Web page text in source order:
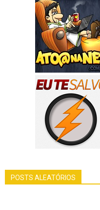
POSTS ALEATÓRIOS